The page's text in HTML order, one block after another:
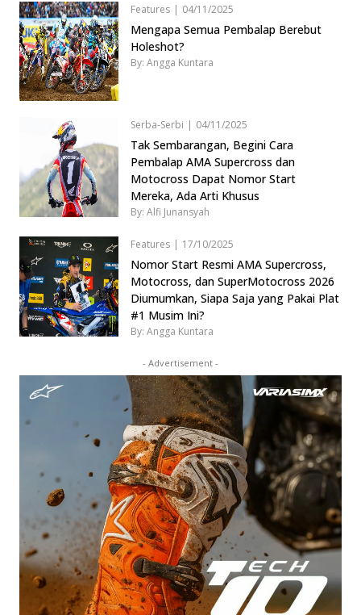
Features | 04/11/2025
Mengapa Semua Pembalap Berebut
Holeshot?
By: Angga Kuntara
Serba-Serbi | 04/11/2025
Tak Sembarangan, Begini Cara
Pembalap AMA Supercross dan
Motocross Dapat Nomor Start
Mereka, Ada Arti Khusus
By: Alfi Junansyah
Features | 17/10/2025
Nomor Start Resmi AMA Supercross,
Motocross, dan SuperMotocross 2026
Diumumkan, Siapa Saja yang Pakai Plat
#1 Musim Ini?
By: Angga Kuntara
- Advertisement -